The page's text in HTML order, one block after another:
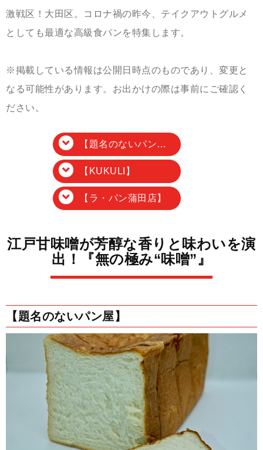
激戦区！大田区。コロナ禍の昨今、テイクアウトグルメ
としても最適な高級食パンを特集します。
※掲載している情報は公開日時点のものであり、変更と
なる可能性があります。お出かけの際は事前にご確認く
ださい。
【題名のないパン屋】
【KUKULI】
【ラ・パン蒲田店】
江戸甘味噌が芳醇な香りと味わいを演
出！『無の極み“味噌”』
【題名のないパン屋】